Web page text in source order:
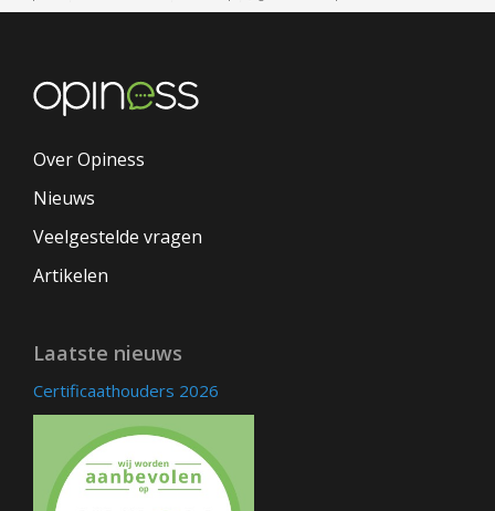
Over Opiness
Nieuws
Veelgestelde vragen
Artikelen
Laatste nieuws
Certificaathouders 2026